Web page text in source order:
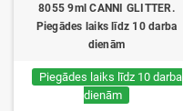
8055 9ml CANNI GLITTER.
Piegādes laiks līdz 10 darba
dienām
Piegādes laiks līdz 10 darba
dienām